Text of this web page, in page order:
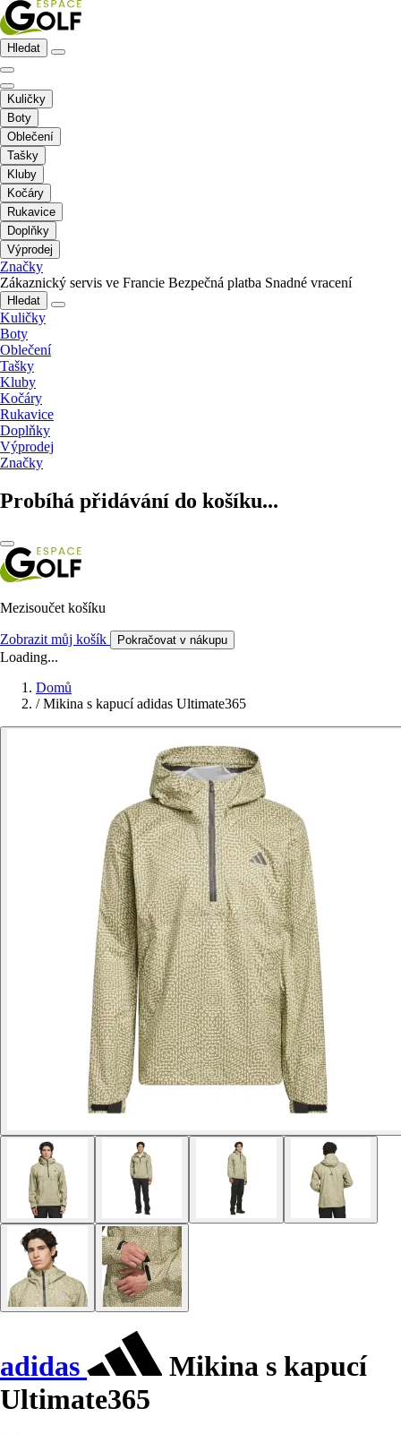
Hledat
Kuličky
Boty
Oblečení
Tašky
Kluby
Kočáry
Rukavice
Doplňky
Výprodej
Značky
Zákaznický servis ve Francie Bezpečná platba Snadné vracení
Hledat
Kuličky
Boty
Oblečení
Tašky
Kluby
Kočáry
Rukavice
Doplňky
Výprodej
Značky
Probíhá přidávání do košíku...
Mezisoučet košíku
Zobrazit můj košík Pokračovat v nákupu
Loading...
Domů
/ Mikina s kapucí adidas Ultimate365
adidas
Mikina s kapucí
Ultimate365